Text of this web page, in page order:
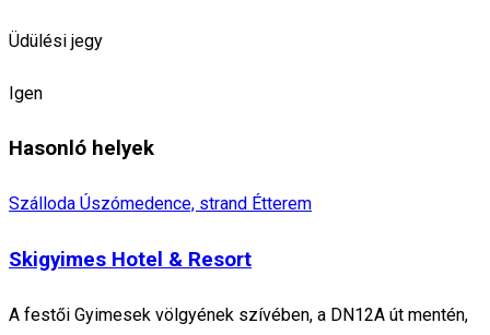
Üdülési jegy
Igen
Hasonló helyek
Szálloda Úszómedence, strand Étterem
Skigyimes Hotel & Resort
A festői Gyimesek völgyének szívében, a DN12A út mentén,